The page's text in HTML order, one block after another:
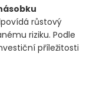
růstový
riziku. Podle
příležitosti